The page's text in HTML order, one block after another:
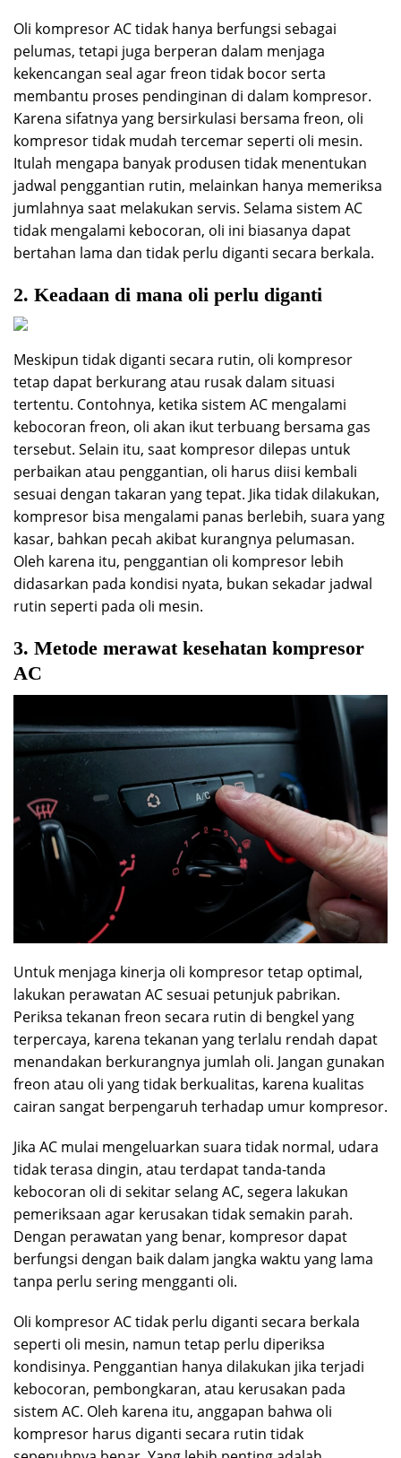
Oli kompresor AC tidak hanya berfungsi sebagai
pelumas, tetapi juga berperan dalam menjaga
kekencangan seal agar freon tidak bocor serta
membantu proses pendinginan di dalam kompresor.
Karena sifatnya yang bersirkulasi bersama freon, oli
kompresor tidak mudah tercemar seperti oli mesin.
Itulah mengapa banyak produsen tidak menentukan
jadwal penggantian rutin, melainkan hanya memeriksa
jumlahnya saat melakukan servis. Selama sistem AC
tidak mengalami kebocoran, oli ini biasanya dapat
bertahan lama dan tidak perlu diganti secara berkala.
2. Keadaan di mana oli perlu diganti
Meskipun tidak diganti secara rutin, oli kompresor
tetap dapat berkurang atau rusak dalam situasi
tertentu. Contohnya, ketika sistem AC mengalami
kebocoran freon, oli akan ikut terbuang bersama gas
tersebut. Selain itu, saat kompresor dilepas untuk
perbaikan atau penggantian, oli harus diisi kembali
sesuai dengan takaran yang tepat. Jika tidak dilakukan,
kompresor bisa mengalami panas berlebih, suara yang
kasar, bahkan pecah akibat kurangnya pelumasan.
Oleh karena itu, penggantian oli kompresor lebih
didasarkan pada kondisi nyata, bukan sekadar jadwal
rutin seperti pada oli mesin.
3. Metode merawat kesehatan kompresor
AC
Untuk menjaga kinerja oli kompresor tetap optimal,
lakukan perawatan AC sesuai petunjuk pabrikan.
Periksa tekanan freon secara rutin di bengkel yang
terpercaya, karena tekanan yang terlalu rendah dapat
menandakan berkurangnya jumlah oli. Jangan gunakan
freon atau oli yang tidak berkualitas, karena kualitas
cairan sangat berpengaruh terhadap umur kompresor.
Jika AC mulai mengeluarkan suara tidak normal, udara
tidak terasa dingin, atau terdapat tanda-tanda
kebocoran oli di sekitar selang AC, segera lakukan
pemeriksaan agar kerusakan tidak semakin parah.
Dengan perawatan yang benar, kompresor dapat
berfungsi dengan baik dalam jangka waktu yang lama
tanpa perlu sering mengganti oli.
Oli kompresor AC tidak perlu diganti secara berkala
seperti oli mesin, namun tetap perlu diperiksa
kondisinya. Penggantian hanya dilakukan jika terjadi
kebocoran, pembongkaran, atau kerusakan pada
sistem AC. Oleh karena itu, anggapan bahwa oli
kompresor harus diganti secara rutin tidak